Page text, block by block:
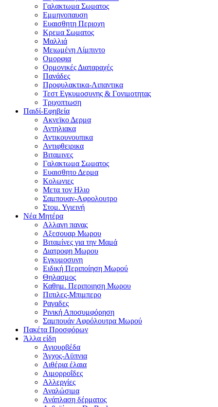
Γαλακτωμα Σωματος
Εμμηνοπαυση
Ευαισθητη Περιοχη
Κρεμα Σωματος
Μαλλιά
Μειωμένη Λίμπιντο
Ομορφια
Ορμονικές Διαταραχές
Πανάδες
Προφυλακτικα-Λιπαντικα
Τεστ Εγκυμοσυνης & Γονιμοτητας
Τριχοπτωση
Παιδί-Εφηβεία
Ακνεϊκο Δερμα
Αντηλιακα
Αντικουνουπικα
Αντιφθειρικα
Βιταμινες
Γαλακτωμα Σωματος
Ευαισθητο Δερμα
Κολωνιες
Μετα τον Ηλιο
Σαμπουαν-Αφρολουτρο
Στομ. Υγιεινή
Νέα Μητέρα
Αλλαγη πανας
Αξεσουαρ Μωρου
Βιταμίνες για την Μαμά
Διατροφη Μωρου
Εγκυμοσυνη
Ειδική Περιποίηση Μωρού
Θηλασμος
Καθημ. Περιποιηση Μωρου
Πιπιλες-Μπιμπερο
Ραγαδες
Ρινική Αποσυμφόρηση
Σαμπουάν Αφρόλουτρα Μωρού
Πακέτα Προσφόρων
Άλλα είδη
Αγιουρβέδα
Άγχος-Αϋπνια
Αιθέρια έλαια
Αιμορροΐδες
Αλλεργίες
Αναλώσιμα
Ανάπλαση δέρματος